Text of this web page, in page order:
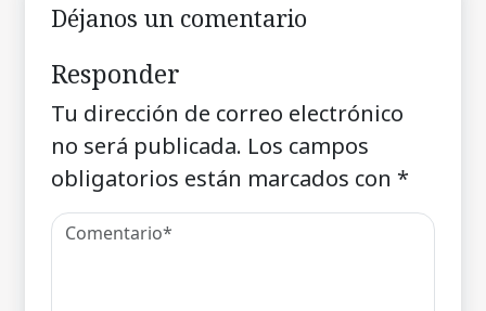
Déjanos un comentario
Responder
Tu dirección de correo electrónico
no será publicada. Los campos
obligatorios están marcados con *